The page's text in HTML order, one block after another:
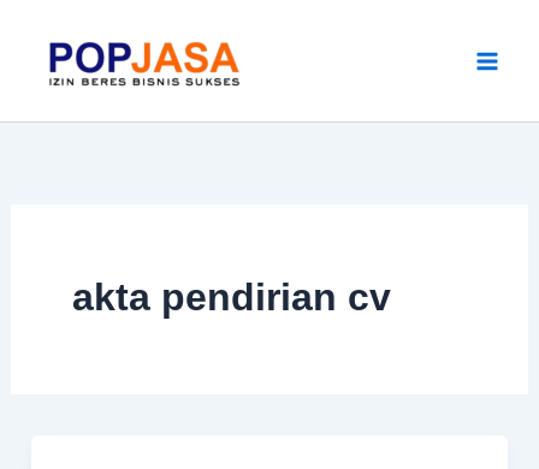
content
akta pendirian cv